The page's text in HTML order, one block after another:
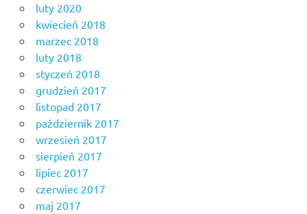
luty 2020
kwiecień 2018
marzec 2018
luty 2018
styczeń 2018
grudzień 2017
listopad 2017
październik 2017
wrzesień 2017
sierpień 2017
lipiec 2017
czerwiec 2017
maj 2017